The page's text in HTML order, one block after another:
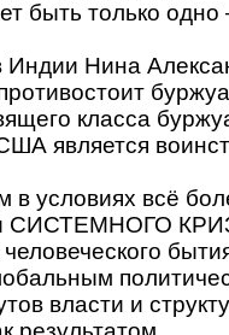
быть только одно
Индии Нина
класса
является
в условиях всё
СИСТЕМНОГО
власти и